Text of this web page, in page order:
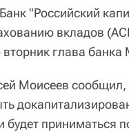
Банк "Российский
вкладов
глава банка
Моисеев сообщил,
приниматься